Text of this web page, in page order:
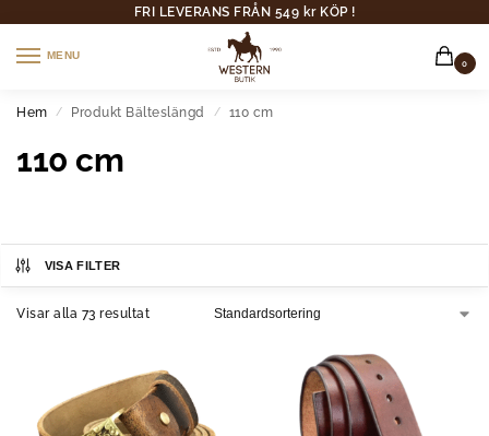
FRI LEVERANS FRÅN 549 kr KÖP !
MENU
0
Hem / Produkt Bälteslängd / 110 cm
110 cm
VISA FILTER
Visar alla 73 resultat